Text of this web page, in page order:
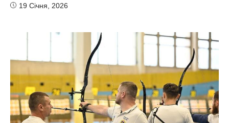
19 Січня, 2026